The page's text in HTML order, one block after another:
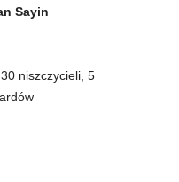
Sayin
niszczycieli, 5